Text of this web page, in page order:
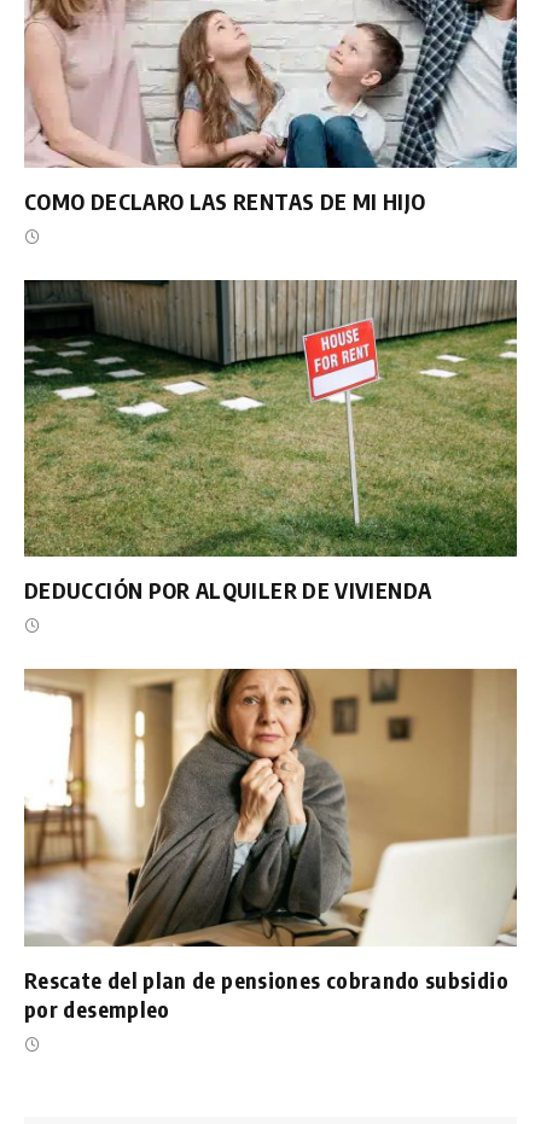
COMO DECLARO LAS RENTAS DE MI HIJO
DEDUCCIÓN POR ALQUILER DE VIVIENDA
Rescate del plan de pensiones cobrando subsidio
por desempleo